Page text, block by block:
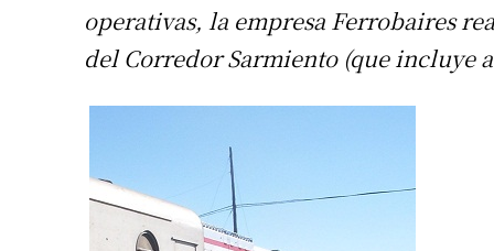
operativas, la empresa Ferrobaires
del Corredor Sarmiento (que incluye